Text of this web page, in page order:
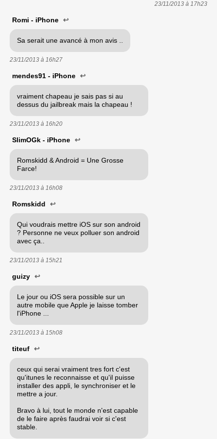
23/11/2013 à 17h23
Romi - iPhone ↩
Sa serait une avancé à mon avis ..
23/11/2013 à 16h27
mendes91 - iPhone ↩
vraiment chapeau je sais pas si au
dessus du jailbreak mais la chapeau !
23/11/2013 à 16h20
SlimOGk - iPhone ↩
Romskidd & Android = Une Grosse
Farce!
23/11/2013 à 16h08
Romskidd ↩
Qui voudrais mettre iOS sur son android
? Personne ne veux polluer son android
avec ça..
23/11/2013 à 15h21
guizy ↩
Le jour ou iOS sera possible sur un
autre mobile que Apple je laisse tomber
l'iPhone ...
23/11/2013 à 15h08
titeuf ↩
ceux qui serai vraiment tres fort c'est
qu'itunes le reconnaisse et qu'il puisse
installer des appli, le synchroniser et le
mettre a jour.
Bravo à lui, tout le monde n'est capable
de le faire après faudrai voir si c'est
stable.